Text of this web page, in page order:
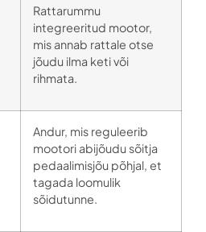
Rattarummu
integreeritud mootor,
mis annab rattale otse
jõudu ilma keti või
rihmata.
Andur, mis reguleerib
mootori abijõudu sõitja
pedaalimisjõu põhjal, et
tagada loomulik
sõidutunne.